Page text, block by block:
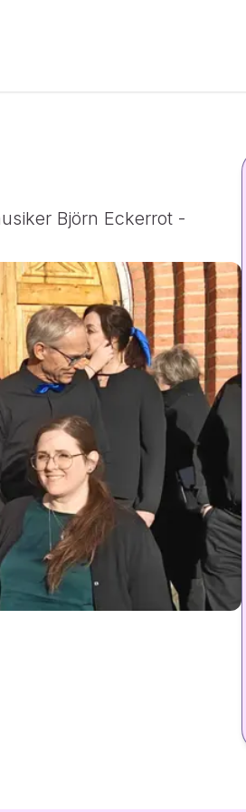
Björn Eckerrot -